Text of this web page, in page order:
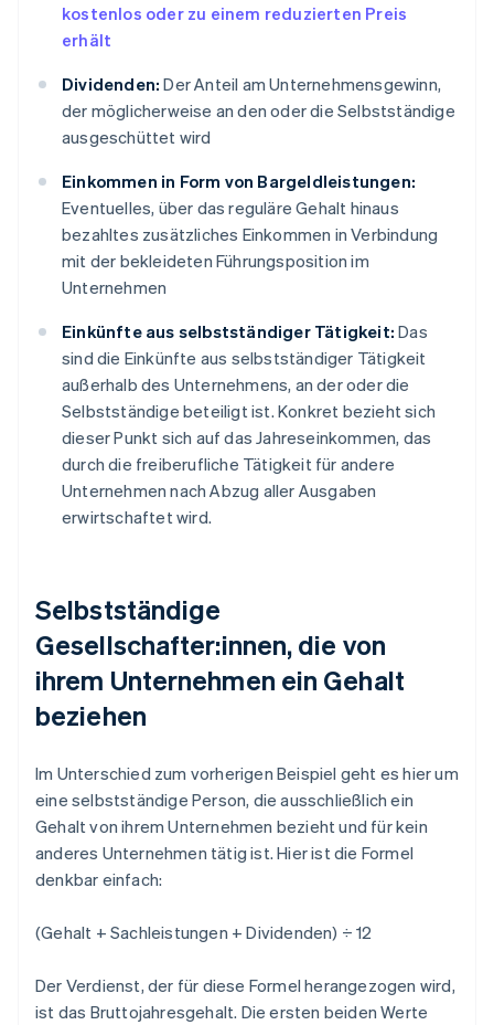
kostenlos oder zu einem reduzierten Preis
erhält
Dividenden: Der Anteil am Unternehmensgewinn,
der möglicherweise an den oder die Selbstständige
ausgeschüttet wird
Einkommen in Form von Bargeldleistungen:
Eventuelles, über das reguläre Gehalt hinaus
bezahltes zusätzliches Einkommen in Verbindung
mit der bekleideten Führungsposition im
Unternehmen
Einkünfte aus selbstständiger Tätigkeit: Das
sind die Einkünfte aus selbstständiger Tätigkeit
außerhalb des Unternehmens, an der oder die
Selbstständige beteiligt ist. Konkret bezieht sich
dieser Punkt sich auf das Jahreseinkommen, das
durch die freiberufliche Tätigkeit für andere
Unternehmen nach Abzug aller Ausgaben
erwirtschaftet wird.
Selbstständige
Gesellschafter:innen, die von
ihrem Unternehmen ein Gehalt
beziehen
Im Unterschied zum vorherigen Beispiel geht es hier um
eine selbstständige Person, die ausschließlich ein
Gehalt von ihrem Unternehmen bezieht und für kein
anderes Unternehmen tätig ist. Hier ist die Formel
denkbar einfach:
(Gehalt + Sachleistungen + Dividenden) ÷ 12
Der Verdienst, der für diese Formel herangezogen wird,
ist das Bruttojahresgehalt. Die ersten beiden Werte